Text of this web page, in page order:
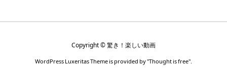
Copyright ©驚き！楽しい動画
WordPress Luxeritas Theme is provided by "Thought is free".